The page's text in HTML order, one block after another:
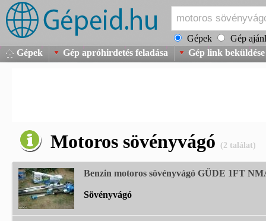
Gépek
Gép
Gépek
Gép apróhirdetés feladása Gép link beküldése
Motoros sövényvágó (2 találat)
Benzin motoros sövényvágó GÜDE 1FT
Sövényvágó